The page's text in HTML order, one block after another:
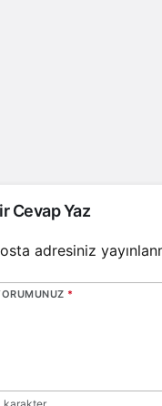
Cevap Yaz
adresiniz
*